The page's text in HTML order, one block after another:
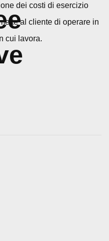
dei costi di esercizio
al cliente di operare in
cui lavora.